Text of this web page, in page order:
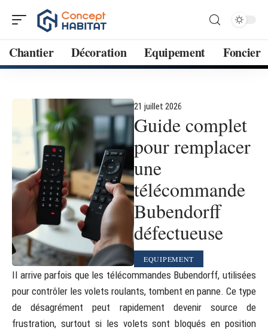
Chantier Décoration Equipement Foncier
21 juillet 2026
Guide complet
pour remplacer
une
télécommande
Bubendorff
défectueuse
EQUIPEMENT
Il arrive parfois que les télécommandes Bubendorff, utilisées
pour contrôler les volets roulants, tombent en panne. Ce type
de désagrément peut rapidement devenir source de
frustration, surtout si les volets sont bloqués en position